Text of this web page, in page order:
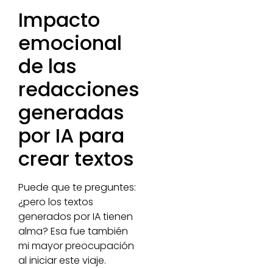
Impacto
emocional
de las
redacciones
generadas
por IA para
crear textos
Puede que te preguntes:
¿pero los textos
generados por IA tienen
alma? Esa fue también
mi mayor preocupación
al iniciar este viaje.